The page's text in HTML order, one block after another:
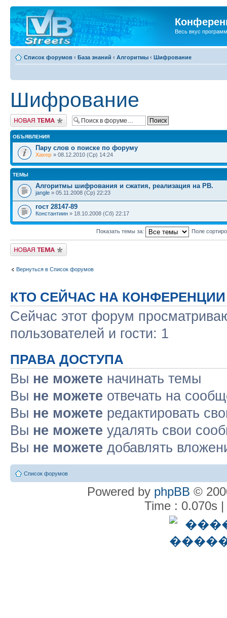
Весь вкус
Список форумов ‹ База знаний ‹ Алгоритмы ‹ Шифрование
Шифрование
Новая тема
ОБЪЯВЛЕНИЯ
Пару слов о поиске по форуму
Хакер » 08.12.2010 (Ср) 14:24
ТЕМЫ
Алгоритмы шифрования и сжатия, реализация на PB.
jangle » 05.11.2008 (Ср) 22:23
гост 28147-89
Константиин » 18.10.2008 (Сб) 22:17
Показать темы за: Поле
Новая тема
Вернуться в Список форумов
КТО СЕЙЧАС НА КОНФЕРЕНЦИИ
Сейчас этот форум
пользователей и гости: 1
ПРАВА ДОСТУПА
Вы не можете начинать темы
Вы не можете отвечать на
Вы не можете редактировать
Вы не можете удалять свои
Вы не можете добавлять
Список форумов
Powered by phpBB ©
Time : 0.070s